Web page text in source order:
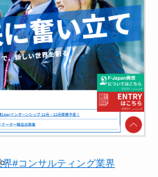
界#コンサルティング業界